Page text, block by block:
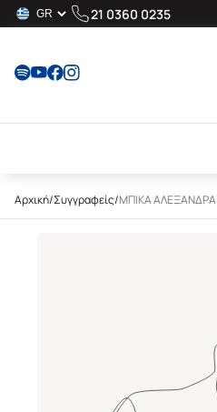
21 0360 0235
Αρχική/Συγγραφείς/ΜΠΙΚΑ ΑΛΕΞΑΝΔΡΑ